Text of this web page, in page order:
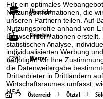
Für ein optimales
Nutzungsinformationen, die
unseren Partnern teilen. Auf
Nutzungsprofile anhand von
Browserinformationen
statistischen Analyse,
individualisierten Werbung
benötigen wir Ihre
die Datenweitergabe
Drittanbieter in Drittländern
Wirtschaftsraumes umfasst,
USA.
Übersicht
Skigebiet
Wetter
S Österreich Ötztal